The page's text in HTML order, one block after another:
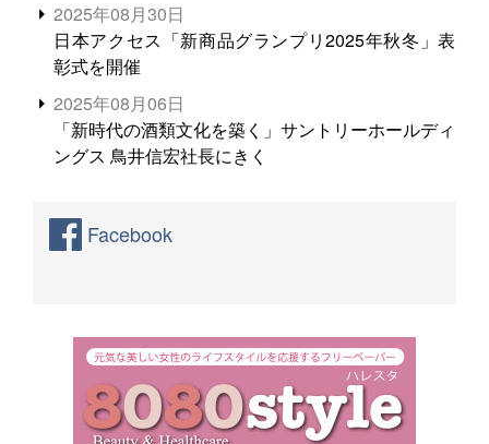
2025年08月30日
日本アクセス「新商品グランプリ2025年秋冬」表
彰式を開催
2025年08月06日
「新時代の酒類文化を築く」サントリーホールディ
ングス 鳥井信宏社長にきく
Facebook